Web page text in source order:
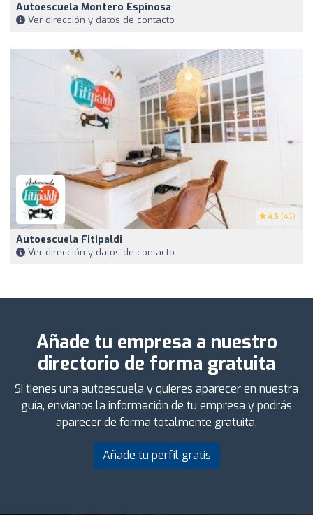
Autoescuela Montero Espinosa
Ver dirección y datos de contacto
4.5 (45)
Autoescuela Fitipaldi
Ver dirección y datos de contacto
Añade tu empresa a nuestro
directorio de forma gratuita
Si tienes una autoescuela y quieres aparecer en nuestra
guía, envíanos la información de tu empresa y podrás
aparecer de forma totalmente gratuita.
Añade tu perfil gratis